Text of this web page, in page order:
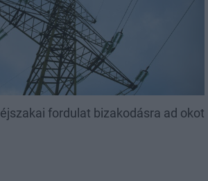
fordulat bizakodásra ad okot